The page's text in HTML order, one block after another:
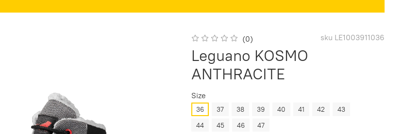
(0) sku LE1003911036
Leguano KOSMO
ANTHRACITE
Size
36 37 38 39 40 41 42
43
44
45 46 47